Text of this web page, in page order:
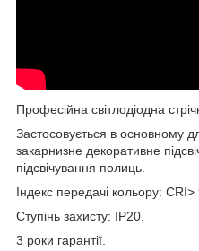
Професійна світлодіодна
Застосовується в основному
закарнизне декоративне
підсвічування полиць.
Індекс передачі кольору: CRI>
Ступінь захисту: IP20.
3 роки гарантії.